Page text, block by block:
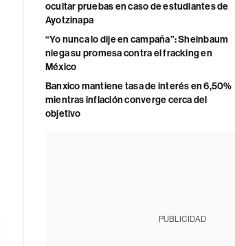
ocultar pruebas en caso de estudiantes de
Ayotzinapa
“Yo nunca lo dije en campaña”: Sheinbaum
niega su promesa contra el fracking en
México
Banxico mantiene tasa de interés en 6,50%
mientras inflación converge cerca del
objetivo
PUBLICIDAD